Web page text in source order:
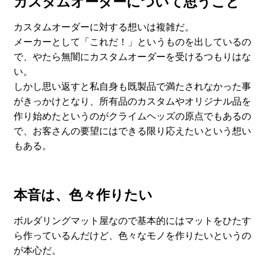
カスタムオーダーに対する想いは複雑だ。
メーカーとして「これだ！」というものを出しているの
で、やたら無闇にカスタムオーダーを受けるつもりはな
い。
しかし思い返すと私自身も既製品で満たされなかった事
がきっかけとなり、所有品のカスタムやオリジナル品を
作り始めたというのがクライムヘッズの原点でもあるの
で、お客さんの要望にはできる限り応えたいという想い
もある。
本音は、色々作りたい
ボルダリングマット屋なので基本的にはマットをひたす
ら作っているんだけど、色々なモノを作りたいというの
が本心だ。